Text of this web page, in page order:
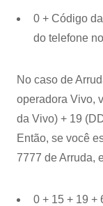
0 + Código
do telefone
No caso de
operadora Vivo,
da Vivo) + 19
Então, se você
7777 de Arruda,
0 + 15 + 19 +